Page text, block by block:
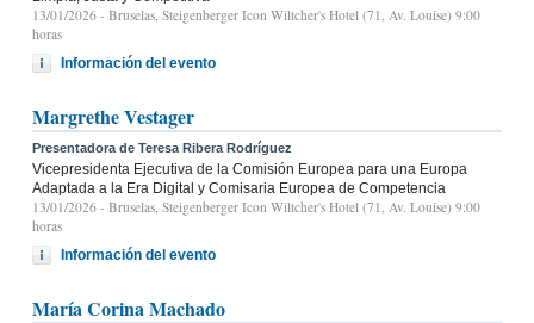
13/01/2026 - Bruselas, Steigenberger Icon Wiltcher's Hotel (71, Av. Louise) 9:00
horas
Información del evento
Margrethe Vestager
Presentadora de Teresa Ribera Rodríguez
Vicepresidenta Ejecutiva de la Comisión Europea para una Europa
Adaptada a la Era Digital y Comisaria Europea de Competencia
13/01/2026 - Bruselas, Steigenberger Icon Wiltcher's Hotel (71, Av. Louise) 9:00
horas
Información del evento
María Corina Machado